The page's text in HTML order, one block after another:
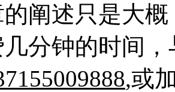
阐述只是大
分钟的时间，
,或